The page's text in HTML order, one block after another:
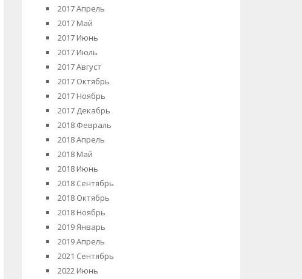
2017 Апрель
2017 Май
2017 Июнь
2017 Июль
2017 Август
2017 Октябрь
2017 Ноябрь
2017 Декабрь
2018 Февраль
2018 Апрель
2018 Май
2018 Июнь
2018 Сентябрь
2018 Октябрь
2018 Ноябрь
2019 Январь
2019 Апрель
2021 Сентябрь
2022 Июнь